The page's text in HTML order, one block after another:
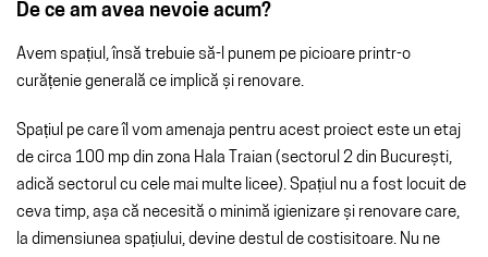
De ce am avea nevoie acum?
Avem spațiul, însă trebuie să-l punem pe picioare printr-o
curățenie generală ce implică și renovare.
Spațiul pe care îl vom amenaja pentru acest proiect este un etaj
de circa 100 mp din zona Hala Traian (sectorul 2 din București,
adică sectorul cu cele mai multe licee). Spațiul nu a fost locuit de
ceva timp, așa că necesită o minimă igienizare și renovare care,
la dimensiunea spațiului, devine destul de costisitoare. Nu ne